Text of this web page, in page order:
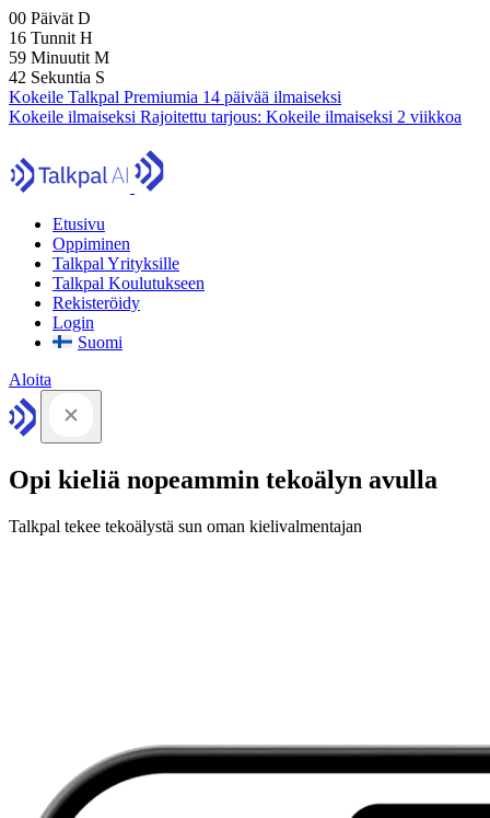
00 Päivät D
16 Tunnit H
59 Minuutit M
41 Sekuntia S
Kokeile Talkpal Premiumia 14 päivää ilmaiseksi
Kokeile ilmaiseksi Rajoitettu tarjous: Kokeile ilmaiseksi 2 viikkoa
Etusivu
Oppiminen
Talkpal Yrityksille
Talkpal Koulutukseen
Rekisteröidy
Login
Suomi
Aloita
Opi kieliä nopeammin tekoälyn avulla
Talkpal tekee tekoälystä sun oman kielivalmentajan